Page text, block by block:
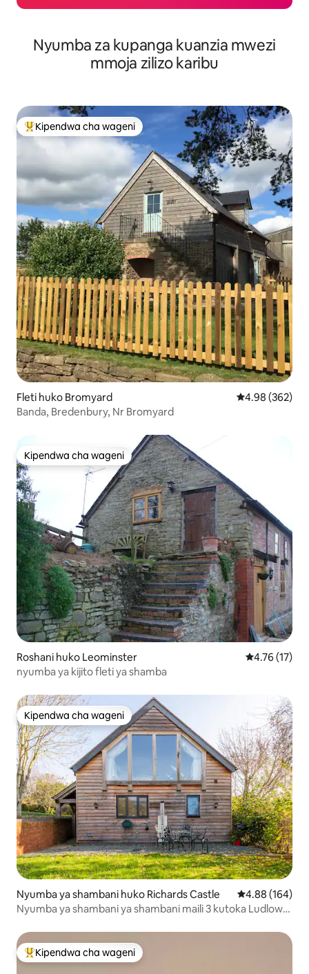
Nyumba za kupanga kuanzia mwezi
mmoja zilizo karibu
Kipendwa maarufu cha wageni
Kipendwa cha wageni
Fleti huko Bromyard Ukadiriaji wa
4.98 (362)
Banda, Bredenbury, Nr Bromyard
Kipendwa cha wageni
Kipendwa cha wageni
Roshani huko Leominster Ukadiriaji wa
4.76 (17)
nyumba ya kijito fleti ya shamba
Kipendwa cha wageni
Kipendwa cha wageni
Nyumba ya shambani huko Richards Castle Ukadiriaji wa
4.88 (164)
Nyumba ya shambani ya shambani maili 3 kutoka Ludlow
Kipendwa maarufu cha wageni
Kipendwa cha wageni